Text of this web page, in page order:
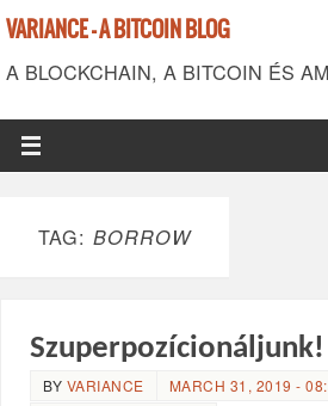
VARIANCE - A BITCOIN BLOG
A BLOCKCHAIN, A BITCOIN ÉS
TAG: BORROW
Szuperpozícionáljunk!
BY VARIANCE
MARCH 31, 2019 -